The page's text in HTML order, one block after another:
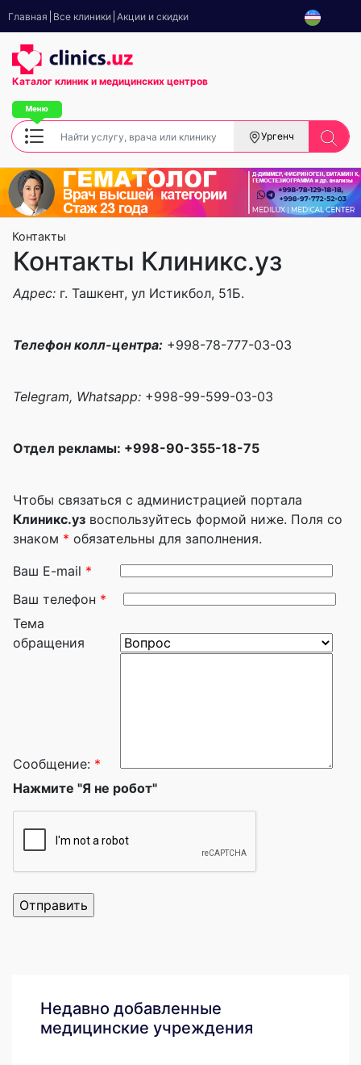
Главная Все клиники Акции и скидки
Каталог клиник и медицинских центров
Ургенч
Контакты
Контакты Клиникс.уз
Адрес: г. Ташкент, ул Истикбол, 51Б.
Телефон колл-центра: +998-78-777-03-03
Telegram, Whatsapp: +998-99-599-03-03
Отдел рекламы: +998-90-355-18-75
Чтобы связаться с администрацией портала
Клиникс.уз воспользуйтесь формой ниже. Поля со
знаком * обязательны для заполнения.
Ваш E-mail *
Ваш телефон *
Тема
обращения
Сообщение: *
Нажмите "Я не робот"
Недавно добавленные
медицинские учреждения